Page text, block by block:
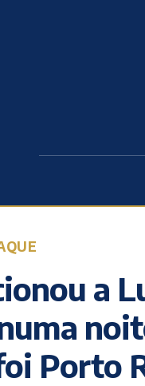
a
Porto